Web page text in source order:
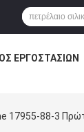
ΕΡΓΟΣΤΑΣΊΩΝ
17955-88-3